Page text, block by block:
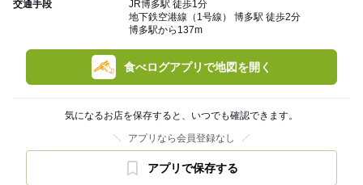
交通手段
JR博多駅 徒歩1分
地下鉄空港線（1号線） 博多駅 徒歩2分
博多駅から137m
食べログアプリで地図を開く
気になるお店を保存すると、いつでも確認できます。
アプリなら会員登録なし
アプリで保存する